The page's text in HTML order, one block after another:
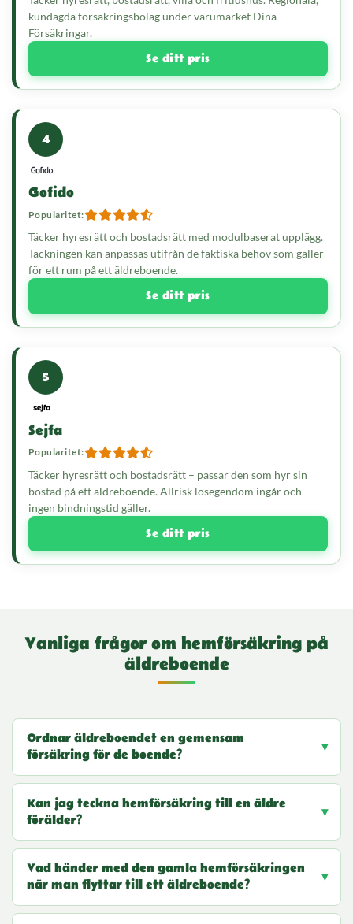
kundägda försäkringsbolag under varumärket Dina
Försäkringar.
Se ditt pris
4
Gofido
Popularitet:
Täcker hyresrätt och bostadsrätt med modulbaserat upplägg.
Täckningen kan anpassas utifrån de faktiska behov som gäller
för ett rum på ett äldreboende.
Se ditt pris
5
Sejfa
Popularitet:
Täcker hyresrätt och bostadsrätt – passar den som hyr sin
bostad på ett äldreboende. Allrisk lösegendom ingår och
ingen bindningstid gäller.
Se ditt pris
Vanliga frågor om hemförsäkring på
äldreboende
Ordnar äldreboendet en gemensam
försäkring för de boende?
Kan jag teckna hemförsäkring till en äldre
förälder?
Vad händer med den gamla hemförsäkringen
när man flyttar till ett äldreboende?